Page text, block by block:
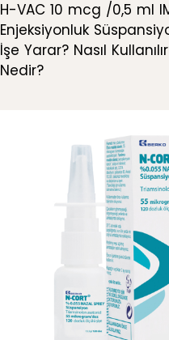
H-VAC 10 mcg /0,5 ml
Enjeksiyonluk
İşe Yarar? Nasıl
Nedir?